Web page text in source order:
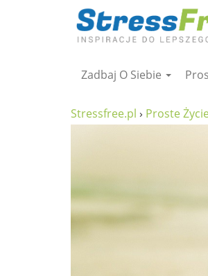
zadbaj o siebie
filozofia życia
Zadbaj O Siebie
Stressfree.pl › Proste